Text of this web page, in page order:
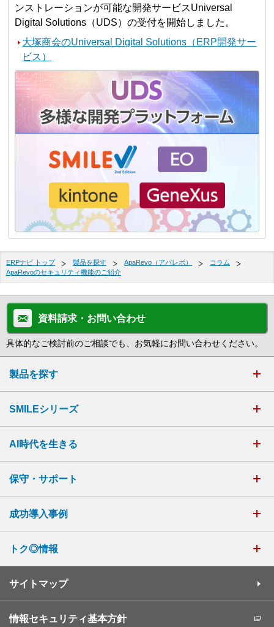
ンストレーションが可能な開発サービスUniversal
Digital Solutions（UDS）の受付を開始しました。
大塚商会のUniversal Digital Solutions（ERP開発サー
ビス）
ERPナビ トップ 製品を探す ApaRevo（アパレボ）
コラム
ApaRevoのセキュリティ機能のご紹介
資料請求・お問い合わせ
具体的なご検討前のご相談でも、お気軽にお問い合わせください。
製品を探す
SMILEシリーズ
AI時代を生きる
保守・サポート
成功導入事例
トク◎情報
サイトマップ
情報セキュリティ基本方針